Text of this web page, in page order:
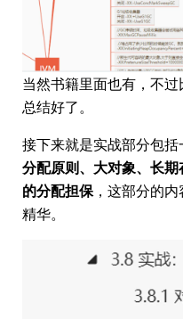
当然书籍里面也有，不
总结好了。
接下来就是实战部分包括
分配原则、大对象、长
的分配担保，这部分的
精华。